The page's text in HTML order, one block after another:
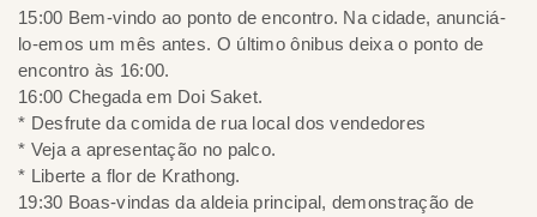
15:00 Bem-vindo ao ponto de encontro. Na cidade, anunciá-
lo-emos um mês antes. O último ônibus deixa o ponto de
encontro às 16:00.
16:00 Chegada em Doi Saket.
* Desfrute da comida de rua local dos vendedores
* Veja a apresentação no palco.
* Liberte a flor de Krathong.
19:30 Boas-vindas da aldeia principal, demonstração de